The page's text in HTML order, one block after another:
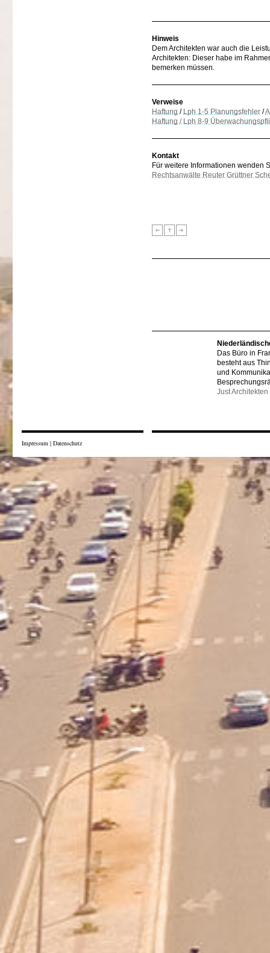
Hinweis
Dem Architekten war auch die
Architekten: Dieser habe im
bemerken müssen.
Verweise
Haftung / Lph 1-5 Planungsfehler /
Haftung / Lph 8-9
Kontakt
Für weitere Informationen wenden
Rechtsanwälte Reuter Grüttner
Das Büro in
besteht aus
und
Just Architekten
Impressum | Datenschutz